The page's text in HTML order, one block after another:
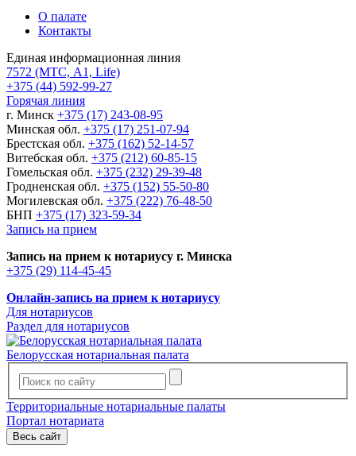
О палате
Контакты
Единая информационная линия
7572 (МТС, A1, Life)
+375 (44) 592-99-27
Горячая линия
г. Минск +375 (17) 243-08-95
Минская обл. +375 (17) 251-07-94
Брестская обл. +375 (162) 52-14-57
Витебская обл. +375 (212) 60-85-15
Гомельская обл. +375 (232) 29-39-48
Гродненская обл. +375 (152) 55-50-80
Могилевская обл. +375 (222) 76-48-50
БНП +375 (17) 323-59-34
Запись на прием
Запись на прием к нотариусу г. Минска
+375 (29) 114-45-45
Онлайн-запись на прием к нотариусу
Для нотариусов
Раздел для нотариусов
Белорусская нотариальная палата
Территориальные нотариальные палаты
Портал нотариата
Весь сайт